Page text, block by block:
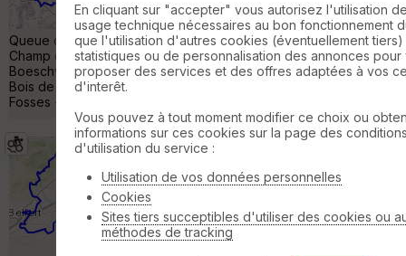
Chavannes-sur-l'Étang (aire d'accueil de la
Porte d'Alsace) - Église Saint-Matthieu -
Queue de l'étang de la Brière - Mare pédagogique - Étangs du
Champ de Charme - Le Haut Bois - Étang du Milieu -
Boeschweiher - Kapellenweg - Notre-Dame de Bellefontaine -
Bois de l'Épine - Étang de la Ripaille - Étang de Belle Île - Les
Fosses - Chavannes-sur-l'Étang »
Fontaine VTT
VTT 42 km 530 m
Boucle au départ de Fontaine à travers bois
et prairies empruntant des chemins agricoles
et forestiers ainsi que quelques singles sur
En cliquant sur "accepter" vous autorisez l'utilisation
usage technique nécessaires au bon fonctionnement
que l'utilisation d'autres cookies (éventuellement
statistiques ou de personnalisation des annonces pour
proposer des services et des offres adaptées à vos
d'interêt.
Vous pouvez à tout moment modifier ce choix ou
informations sur ces cookies sur la page des
d'utilisation du service :
Utilisation de vos données personnelles
Cookies
Sites tiers succeptibles d'utiliser des cookies ou
méthodes de tracking